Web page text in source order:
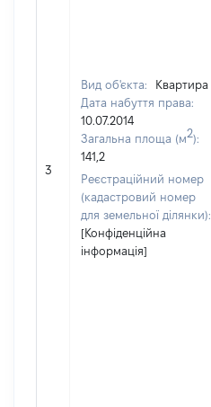
3
Вид об'єкта:
Квартира
Дата набуття права:
10.07.2014
Загальна площа (м2):
141,2
Реєстраційний номер
(кадастровий номер
для земельної ділянки):
[Конфіденційна
інформація]